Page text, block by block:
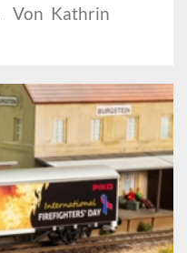
Von Kathrin